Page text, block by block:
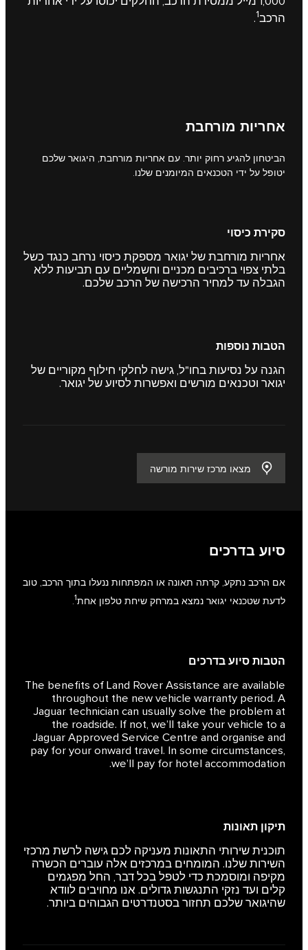
הרכב1
.
אחריות מורחבת
הביטחון להגיע רחוק יותר. עם אחריות מורחבת, היגואר שלכם
יטופל על ידי הטכנאים המיומנים שלנו.
סקירת כיסוי
אחריות מורחבת של יגואר מספקת כיסוי נרחב כנגד כשל
בלתי צפוי ברכיבים מכניים וחשמליים עם תביעות ללא
הגבלה עד למחיר הרכישה של הרכב שלכם.
הטבות נוספות
הגנה על נסיעות בחו"ל, גישה לחלקי חילוף מקוריים של
יגואר וטכנאים מורשים ואפשרות לסיוע של יגואר.
מצאו מרכז שירות מורשה
סיוע בדרכים
אם הרכב נתקע, קרתה תאונה או המפתחות ננעלו בתוך הרכב, טוב
לדעת שטכנאי יגואר נמצא במרחק שיחת טלפון אחת1
.
הטבות סיוע בדרכים
The benefits of Land Rover Assistance are available
throughout the new vehicle warranty period. A
Jaguar technician can usually solve the problem at
the roadside. If not, we’ll take your vehicle to a
Jaguar Approved Service Centre and organise and
pay for your onward travel. In some circumstances,
we’ll pay for hotel accommodation.
תיקון תאונות
תוכנית שירותי התאונות מעניקה לכם גישה לרשת מרכזי
השירות שלנו. המומחים במרכזים אלה עוברים הכשרה
מקיפה ומוסמכת כדי לטפל בכל דבר, החל מפגמים
קלים ועד נזקי התנגשות גדולים. אנו מחויבים לוודא
שהיגואר שלכם תחזור בסטנדרטים הגבוהים ביותר.